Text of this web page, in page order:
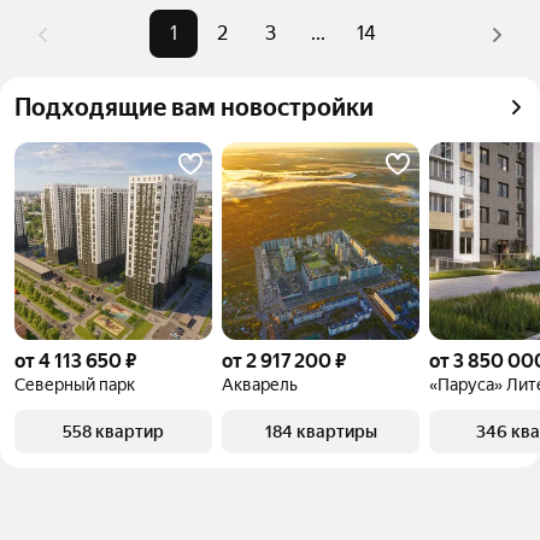
1 2 3 ... 14
Подходящие вам новостройки
от 4 113 650 ₽
Северный парк
558 квартир
от 2 917 200 ₽
Акварель
184 квартиры
от 3 850
«Паруса»
346